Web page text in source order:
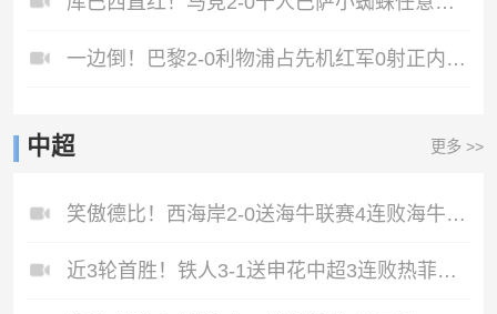
一边倒！巴黎2-0利物浦占先机红军0射正内维斯妙传助攻K77破门
中超 更多 >>
笑傲德比！西海岸2-0送海牛联赛4连败海牛仍垫底西海岸升至第二
近3轮首胜！铁人3-1送申花中超3连败热菲尼奥双响邦本宜裕传射